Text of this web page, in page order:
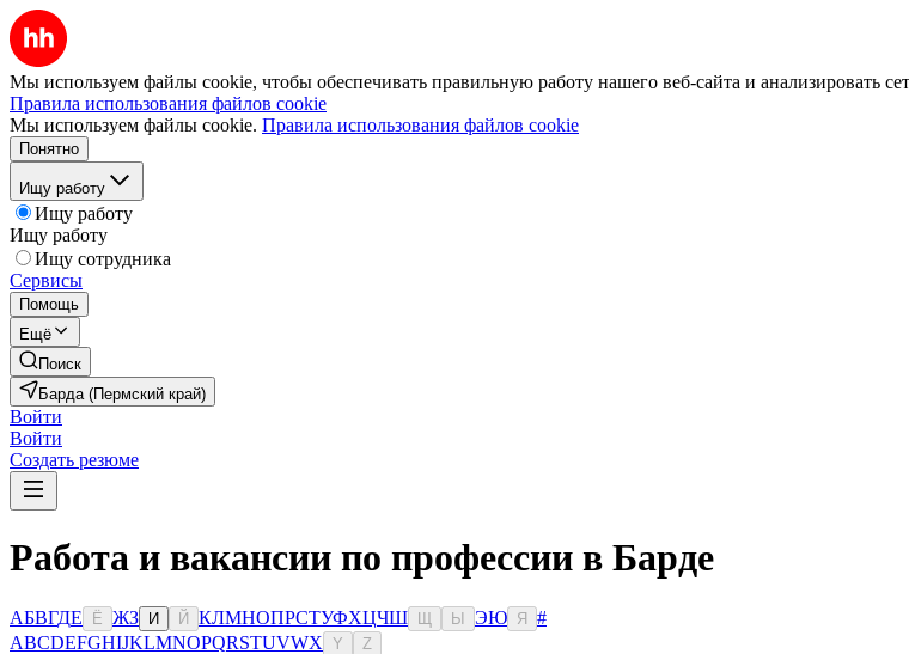
Мы используем файлы cookie, чтобы обеспечивать правильную работу нашего веб-сайта и анализировать
Правила использования файлов cookie
Мы используем файлы cookie. Правила использования файлов cookie
Понятно
Ищу работу
Ищу работу
Ищу работу
Ищу сотрудника
Сервисы
Помощь
Ещё
Поиск
Барда (Пермский край)
Войти
Войти
Создать резюме
Работа и вакансии по профессии в Барде
АБВГДЕ Ё ЖЗ И Й КЛМНОПРСТУФХЦЧШ Ы ЭЮ Я
#
ABCDEFGHIJKLMNOPQRSTUVWX Y Z